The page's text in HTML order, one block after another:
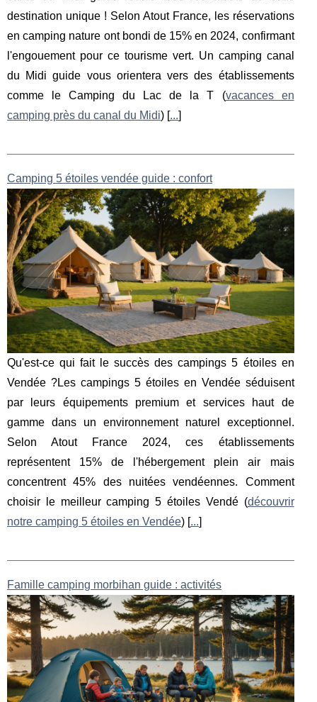
destination unique ! Selon Atout France, les réservations
en camping nature ont bondi de 15% en 2024, confirmant
l'engouement pour ce tourisme vert. Un camping canal
du Midi guide vous orientera vers des établissements
comme le Camping du Lac de la T (vacances en
camping près du canal du Midi) [...]
Camping 5 étoiles vendée guide : confort
Qu'est-ce qui fait le succès des campings 5 étoiles en
Vendée ?Les campings 5 étoiles en Vendée séduisent
par leurs équipements premium et services haut de
gamme dans un environnement naturel exceptionnel.
Selon Atout France 2024, ces établissements
représentent 15% de l'hébergement plein air mais
concentrent 45% des nuitées vendéennes. Comment
choisir le meilleur camping 5 étoiles Vendé (découvrir
notre camping 5 étoiles en Vendée) [...]
Famille camping morbihan guide : activités